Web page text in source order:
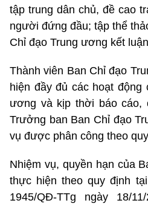
tập trung dân chủ, đề cao
người đứng đầu; tập thể
Chỉ đạo Trung ương kết
Thành viên Ban Chỉ đạo
hiện đầy đủ các hoạt động
ương và kịp thời báo cáo,
Trưởng ban Ban Chỉ đạo
vụ được phân công theo
Nhiệm vụ, quyền hạn của
thực hiện theo quy định
1945/QĐ-TTg ngày 18/